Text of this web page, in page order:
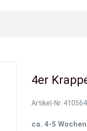
4er
Artikel-Nr.
ca. 4-5 Wochen